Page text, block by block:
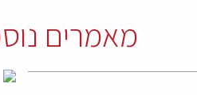
מאמרים